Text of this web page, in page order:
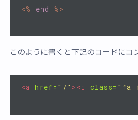
<%
end %>
このように書くと下記のコードにコ
<a href= "/" ><i class= "fa